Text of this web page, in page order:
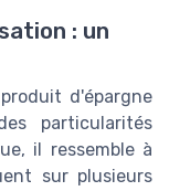
: un
d'épargne
particularités
il ressemble à
sur plusieurs